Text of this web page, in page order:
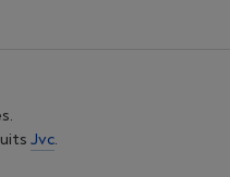
Jvc.